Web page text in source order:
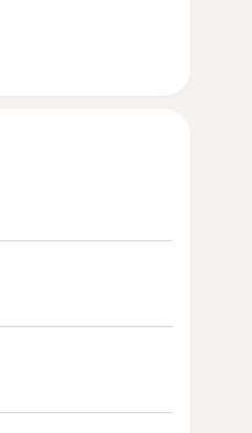
TEST II , el cual
para realizar el